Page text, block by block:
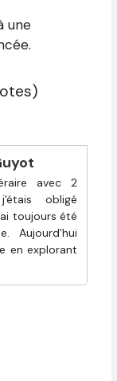
une
avec 2
obligé
toujours été
Aujourd'hui
en explorant